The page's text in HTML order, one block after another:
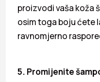
proizvodi vaša koža
osim toga boju ćete
ravnomjerno
5. Promijenite